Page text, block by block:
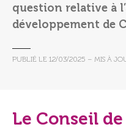
question relative à
développement de
PUBLIÉ LE 12/03/2025 – MIS À
Le Conseil